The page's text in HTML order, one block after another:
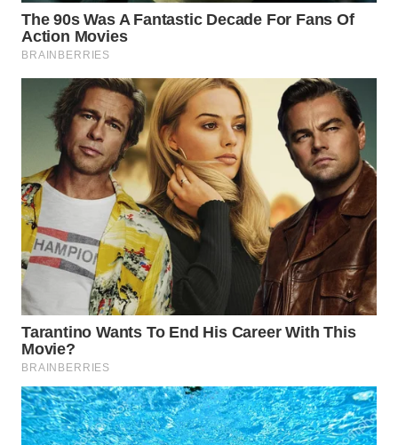
TAPANULI
UTARA
SAMOSIR
WN
PADANG
LAWAS
SUMEDANG
WN
KEPULAUAN
SERIBU
WN